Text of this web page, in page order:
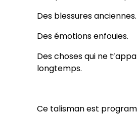
Des blessures anciennes.
Des émotions enfouies.
Des choses qui ne
longtemps.
Ce talisman est